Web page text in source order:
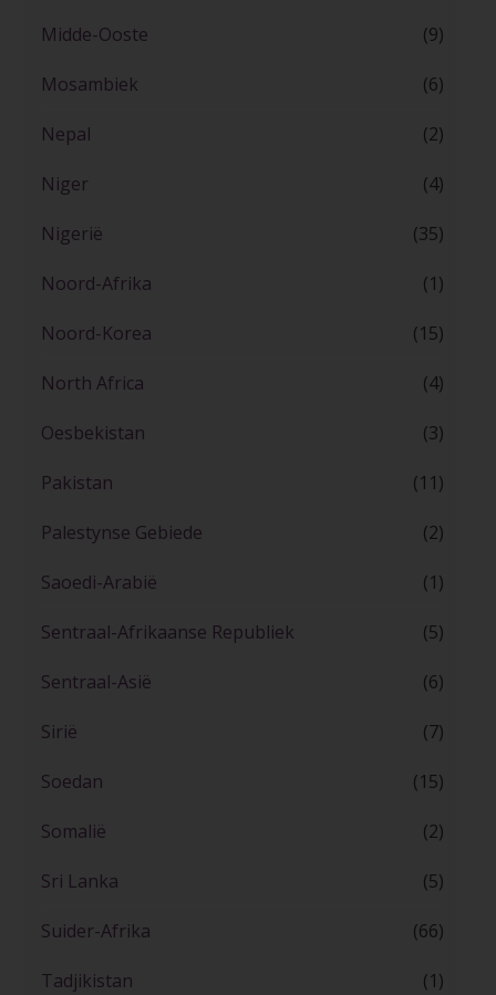
Midde-Ooste (9)
Mosambiek (6)
Nepal (2)
Niger (4)
Nigerië (35)
Noord-Afrika (1)
Noord-Korea (15)
North Africa (4)
Oesbekistan (3)
Pakistan (11)
Palestynse Gebiede (2)
Saoedi-Arabië (1)
Sentraal-Afrikaanse Republiek (5)
Sentraal-Asië (6)
Sirië (7)
Soedan (15)
Somalië (2)
Sri Lanka (5)
Suider-Afrika (66)
Tadjikistan (1)